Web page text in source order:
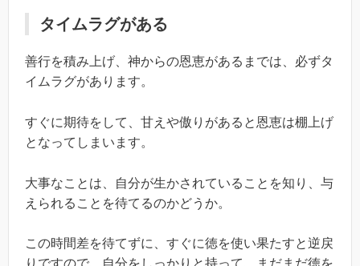
タイムラグがある
善行を積み上げ、神からの恩恵があるまでは、必ずタ
イムラグがあります。
すぐに期待をして、甘えや傲りがあると恩恵は棚上げ
となってしまいます。
大事なことは、自分が生かされていることを知り、与
えられることを待てるのかどうか。
この時間差を待てずに、すぐに徳を使い果たすと逆戻